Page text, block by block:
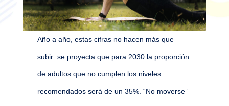
Año a año, estas cifras no hacen más que
subir: se proyecta que para 2030 la proporción
de adultos que no cumplen los niveles
recomendados será de un 35%. “No moverse”